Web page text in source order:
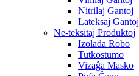
Nitrilaj Gantoj
Lateksaj Gantoj
Ne-teksitaj Produktoj
Izolada Robo
Tutkostumo
Vizaĝa Masko